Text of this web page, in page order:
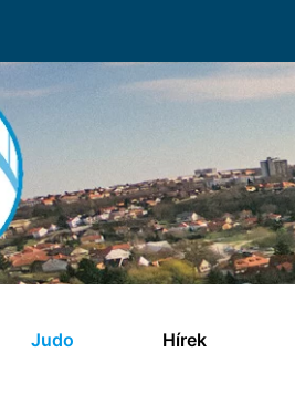
Judo Hírek